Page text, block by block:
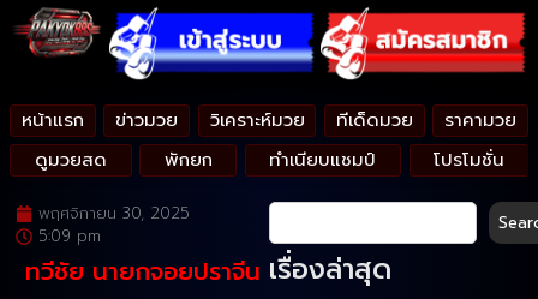
หน้าแรก ข่าวมวย วิเคราะห์มวย ทีเด็ดมวย
ราคามวย
ดูมวยสด
พักยก ทำเนียบแชมป์ โปรโมชั่น
พฤศจิกายน 30, 2025
5:09 pm
ทวีชัย นายกจอยปราจีน เรื่องล่าสุด